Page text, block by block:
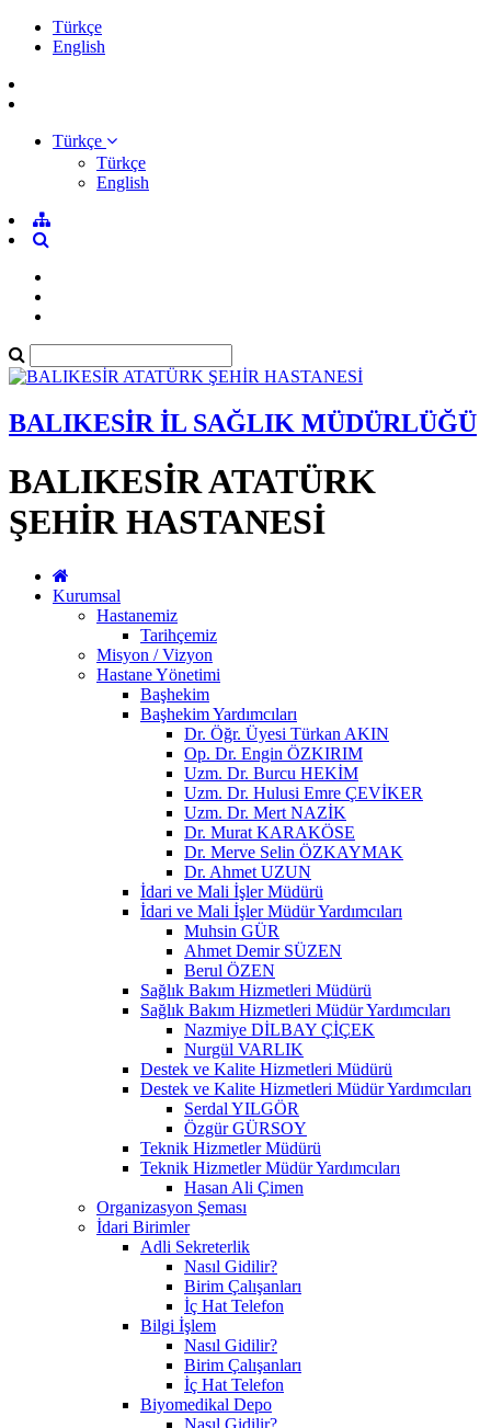
Türkçe
English
Türkçe
Türkçe
English
BALIKESİR İL SAĞLIK MÜDÜRLÜĞÜ
BALIKESİR ATATÜRK
ŞEHİR HASTANESİ
Kurumsal
Hastanemiz
Tarihçemiz
Misyon / Vizyon
Hastane Yönetimi
Başhekim
Başhekim Yardımcıları
Dr. Öğr. Üyesi Türkan AKIN
Op. Dr. Engin ÖZKIRIM
Uzm. Dr. Burcu HEKİM
Uzm. Dr. Hulusi Emre ÇEVİKER
Uzm. Dr. Mert NAZİK
Dr. Murat KARAKÖSE
Dr. Merve Selin ÖZKAYMAK
Dr. Ahmet UZUN
İdari ve Mali İşler Müdürü
İdari ve Mali İşler Müdür Yardımcıları
Muhsin GÜR
Ahmet Demir SÜZEN
Berul ÖZEN
Sağlık Bakım Hizmetleri Müdürü
Sağlık Bakım Hizmetleri Müdür Yardımcıları
Nazmiye DİLBAY ÇİÇEK
Nurgül VARLIK
Destek ve Kalite Hizmetleri Müdürü
Destek ve Kalite Hizmetleri Müdür Yardımcıları
Serdal YILGÖR
Özgür GÜRSOY
Teknik Hizmetler Müdürü
Teknik Hizmetler Müdür Yardımcıları
Hasan Ali Çimen
Organizasyon Şeması
İdari Birimler
Adli Sekreterlik
Nasıl Gidilir?
Birim Çalışanları
İç Hat Telefon
Bilgi İşlem
Nasıl Gidilir?
Birim Çalışanları
İç Hat Telefon
Biyomedikal Depo
Nasıl Gidilir?